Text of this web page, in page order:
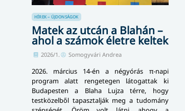
HÍREK – ÚJDONSÁGOK
Matek az utcán a Blahán –
ahol a számok életre keltek
2026/1. Somogyvári Andrea
2026. március 14-én a négyórás π-napi
program alatt rengetegen látogattak ki
Budapesten a Blaha Lujza térre, hogy
testközelből tapasztalják meg a tudomány